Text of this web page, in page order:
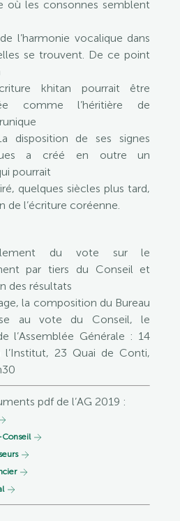
où les consonnes semblent
l’harmonie vocalique dans
se trouvent. De ce point
khitan pourrait être
comme l’héritière de
disposition de ses signes
a créé en outre un
pourrait
quelques siècles plus tard,
de l’écriture coréenne.
du vote sur le
par tiers du Conseil et
des résultats
la composition du Bureau
au vote du Conseil, le
l’Assemblée Générale : 14
l’Institut, 23 Quai de Conti,
pdf de l’AG 2019 :